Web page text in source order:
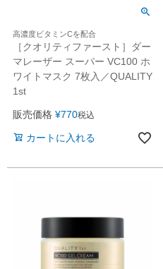
高濃度ビタミンCを配合
［クオリティファースト］ダー
マレーザー スーパー VC100 ホ
ワイトマスク 7枚入／QUALITY
1st
販売価格 ¥770税込
カートに入れる